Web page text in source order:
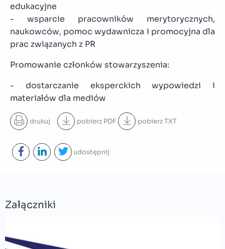
edukacyjne
- wsparcie pracowników merytorycznych,
naukowców, pomoc wydawnicza i promocyjna dla
prac związanych z PR
Promowanie członków stowarzyszenia:
- dostarczanie eksperckich wypowiedzi i
materiałów dla mediów
drukuj pobierz PDF pobierzTXT
udostępnij
Załączniki